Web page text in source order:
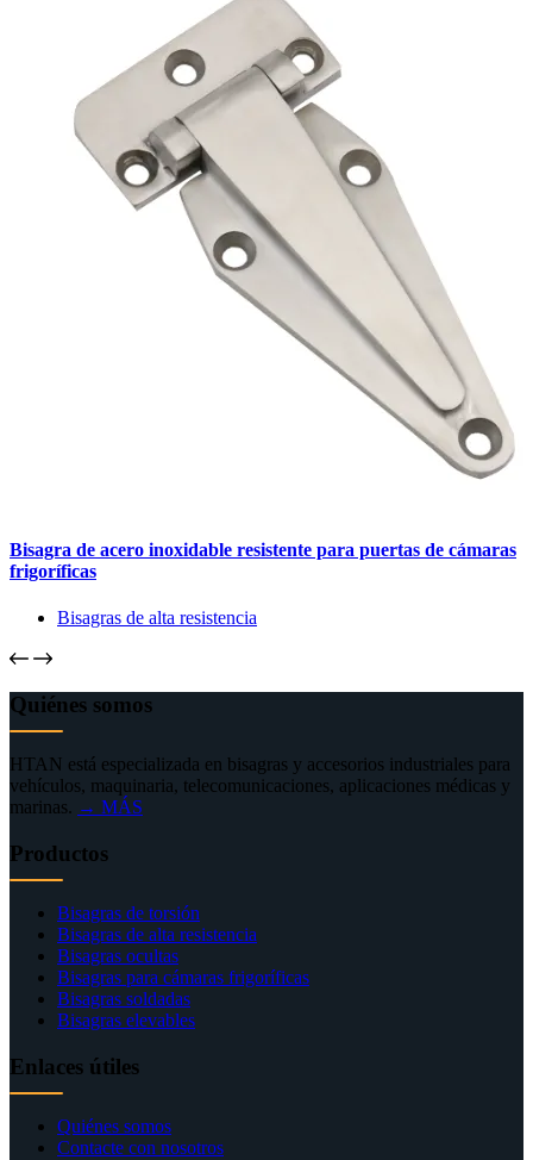
Bisagra de acero inoxidable resistente para puertas de cámaras
frigoríficas
Bisagras de alta resistencia
Quiénes somos
HTAN está especializada en bisagras y accesorios industriales para
vehículos, maquinaria, telecomunicaciones, aplicaciones médicas y
marinas. → MÁS
Productos
Bisagras de torsión
Bisagras de alta resistencia
Bisagras ocultas
Bisagras para cámaras frigoríficas
Bisagras soldadas
Bisagras elevables
Enlaces útiles
Quiénes somos
Contacte con nosotros